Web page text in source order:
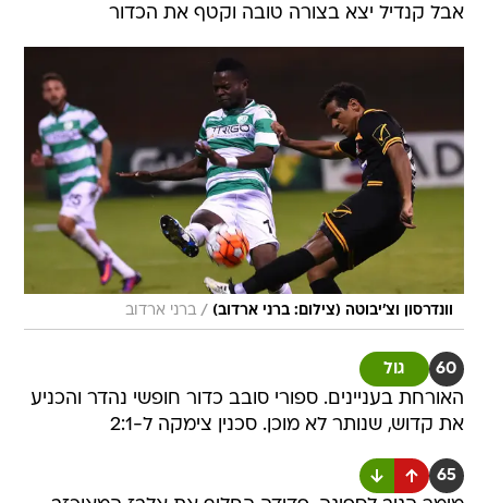
אבל קנדיל יצא בצורה טובה וקטף את הכדור
וונדרסון וצ'יבוטה (צילום: ברני ארדוב) / ברני ארדוב
60 גול
האורחת בעניינים. ספורי סובב כדור חופשי נהדר והכניע
את קדוש, שנותר לא מוכן. סכנין צימקה ל-2:1
65